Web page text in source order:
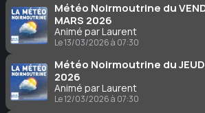
Météo Noirmoutrine du
MARS 2026
Animé par Laurent
Le 13/03/2026 à 07:30
Météo Noirmoutrine du
2026
Animé par Laurent
Le 12/03/2026 à 07:30